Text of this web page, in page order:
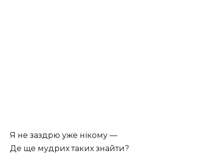
Я не заздрю уже нікому —
Де ще мудрих таких знайти?